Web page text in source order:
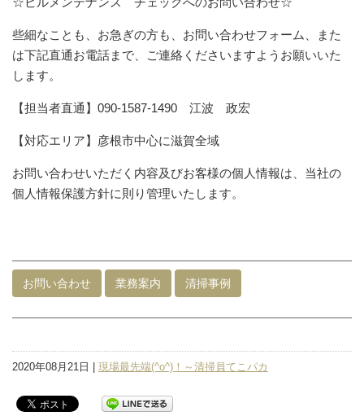
些細なことも、お急ぎの方も、お問い合わせフォーム、また
は下記直通お電話まで、ご連絡くださいますようお願いいた
します。
【担当者直通】090-1587-1490 江波 政宏
【対応エリア】彦根市中心に滋賀全域
お問い合わせいただく内容及びお客様の個人情報は、当社の
個人情報保護方針に則り管理いたします。
お問い合わせ 業務案内 清掃事例
2020年08月21日 | 現場最先端(^o^)！～清掃員てこパカ